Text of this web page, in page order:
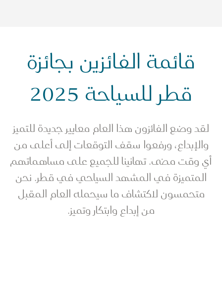
قائمة الفائزين بجائزة
قطر للسياحة 2025
لقد وضع الفائزون هذا العام معايير جديدة للتميز
والإبداع، ورفعوا سقف التوقعات إلى أعلى من
أي وقت مضى. تهانينا للجميع على مساهماتهم
المتميزة في المشهد السياحي في قطر. نحن
متحمسون لاكتشاف ما سيحمله العام المقبل
من إبداع وابتكار وتميز.